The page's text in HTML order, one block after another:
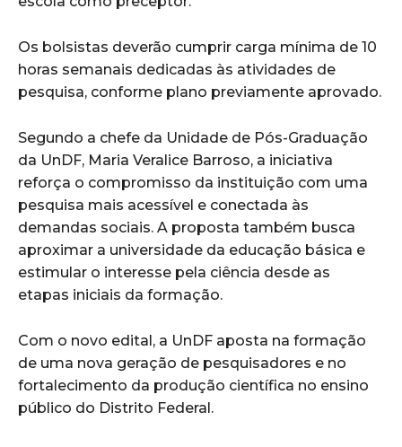
Os bolsistas deverão cumprir carga mínima de 10
horas semanais dedicadas às atividades de
pesquisa, conforme plano previamente aprovado.
Segundo a chefe da Unidade de Pós-Graduação
da UnDF, Maria Veralice Barroso, a iniciativa
reforça o compromisso da instituição com uma
pesquisa mais acessível e conectada às
demandas sociais. A proposta também busca
aproximar a universidade da educação básica e
estimular o interesse pela ciência desde as
etapas iniciais da formação.
Com o novo edital, a UnDF aposta na formação
de uma nova geração de pesquisadores e no
fortalecimento da produção científica no ensino
público do Distrito Federal.